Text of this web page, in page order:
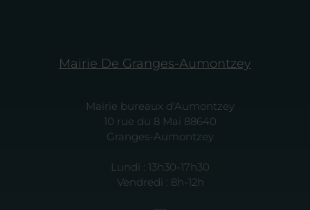
Mairie De Granges-Aumontzey
Mairie bureaux d'Aumontzey
10 rue du 8 Mai 88640
Granges-Aumontzey
Lundi : 13h30-17h30
Vendredi : 8h-12h